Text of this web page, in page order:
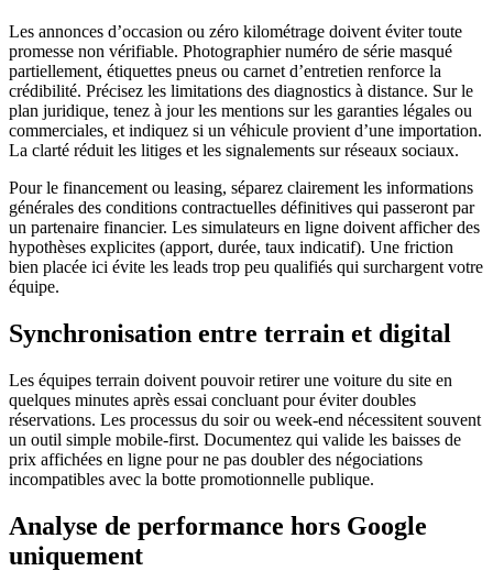
Les annonces d’occasion ou zéro kilométrage doivent éviter toute
promesse non vérifiable. Photographier numéro de série masqué
partiellement, étiquettes pneus ou carnet d’entretien renforce la
crédibilité. Précisez les limitations des diagnostics à distance. Sur le
plan juridique, tenez à jour les mentions sur les garanties légales ou
commerciales, et indiquez si un véhicule provient d’une importation.
La clarté réduit les litiges et les signalements sur réseaux sociaux.
Pour le financement ou leasing, séparez clairement les informations
générales des conditions contractuelles définitives qui passeront par
un partenaire financier. Les simulateurs en ligne doivent afficher des
hypothèses explicites (apport, durée, taux indicatif). Une friction
bien placée ici évite les leads trop peu qualifiés qui surchargent votre
équipe.
Synchronisation entre terrain et digital
Les équipes terrain doivent pouvoir retirer une voiture du site en
quelques minutes après essai concluant pour éviter doubles
réservations. Les processus du soir ou week-end nécessitent souvent
un outil simple mobile-first. Documentez qui valide les baisses de
prix affichées en ligne pour ne pas doubler des négociations
incompatibles avec la botte promotionnelle publique.
Analyse de performance hors Google
uniquement